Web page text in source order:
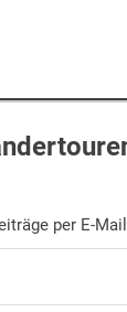
per E-